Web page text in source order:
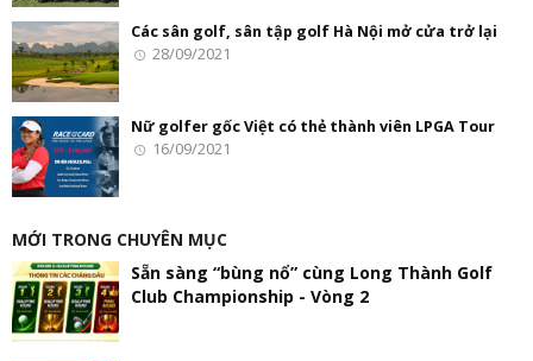
Các sân golf, sân tập golf Hà Nội mở cửa trở lại
28/09/2021
Nữ golfer gốc Việt có thẻ thành viên LPGA Tour
16/09/2021
MỚI TRONG CHUYÊN MỤC
Sẵn sàng “bùng nổ” cùng Long Thành Golf
Club Championship - Vòng 2